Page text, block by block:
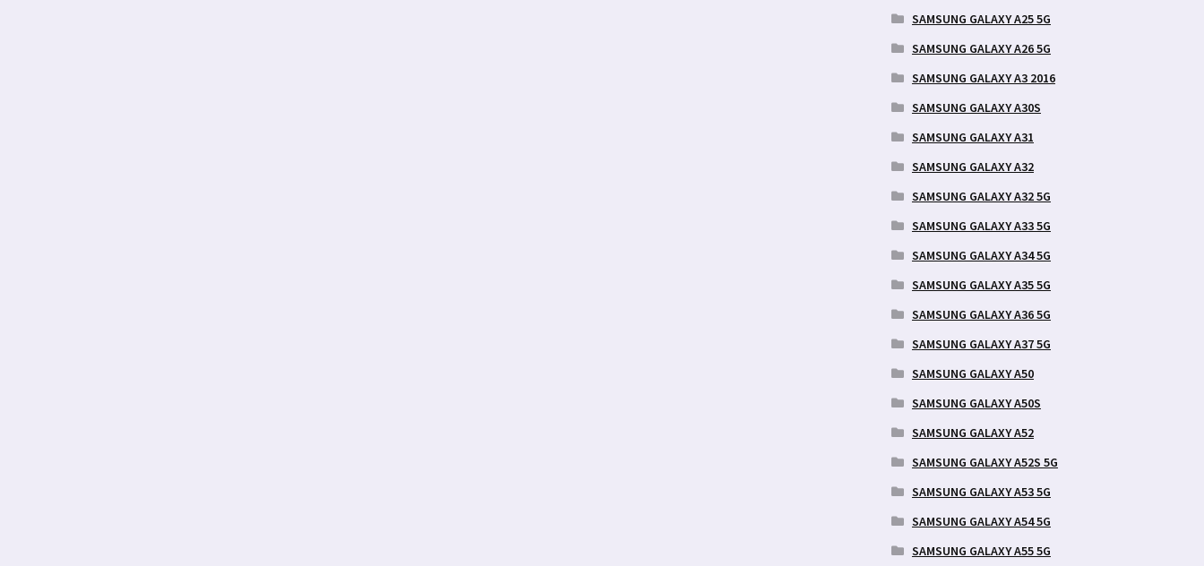
SAMSUNG GALAXY A25 5G
SAMSUNG GALAXY A26 5G
SAMSUNG GALAXY A3 2016
SAMSUNG GALAXY A30S
SAMSUNG GALAXY A31
SAMSUNG GALAXY A32
SAMSUNG GALAXY A32 5G
SAMSUNG GALAXY A33 5G
SAMSUNG GALAXY A34 5G
SAMSUNG GALAXY A35 5G
SAMSUNG GALAXY A36 5G
SAMSUNG GALAXY A37 5G
SAMSUNG GALAXY A50
SAMSUNG GALAXY A50S
SAMSUNG GALAXY A52
SAMSUNG GALAXY A52S 5G
SAMSUNG GALAXY A53 5G
SAMSUNG GALAXY A54 5G
SAMSUNG GALAXY A55 5G